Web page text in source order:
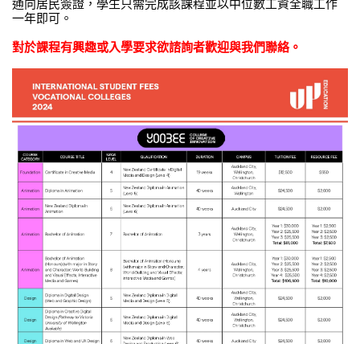
通向居民簽證，學生只需完成該課程並以中位數工資全職工作
一年即可。
對於課程有興趣或入學要求欲諮詢者歡迎與我們聯絡。